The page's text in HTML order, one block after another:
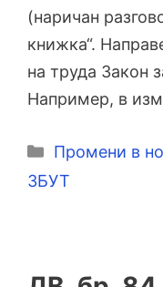
(наричан
книжка“.
на труда Закон
Например, в
Категории
Промени в
ЗБУТ